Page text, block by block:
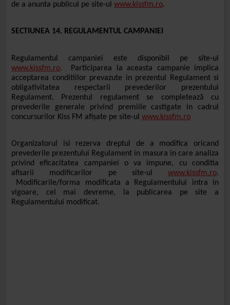
de a anunta publicul pe site-ul www.kissfm.ro.
SECTIUNEA 14. REGULAMENTUL CAMPANIEI
Regulamentul campaniei este disponibil pe site-ul
www.kissfm.ro.
Participarea la aceasta campanie implica
acceptarea conditiilor prevazute in prezentul Regulament si
obligativitatea respectarii prevederilor prezentului
Regulament. Prezentul regulament se completează cu
prevederile generale privind premiile castigate in cadrul
concursurilor Kiss FM afișate pe site-ul www.kissfm.ro
Organizatorul isi rezerva dreptul de a modifica oricand
prevederile prezentului Regulament in masura in care analiza
privind eficacitatea campaniei o va impune, cu conditia
afisarii modificarilor pe site-ul www.kissfm.ro.
Modificarile/forma modificata a Regulamentului intra in
vigoare, cel mai devreme, la publicarea pe site a
Regulamentului modificat.